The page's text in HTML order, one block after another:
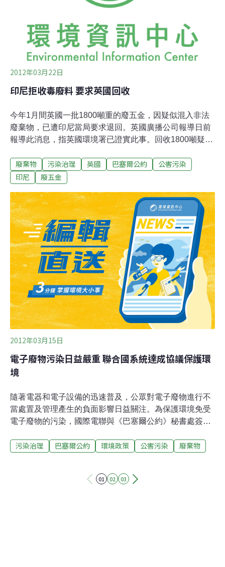
技標準便於網路和科技上的連結，也努力改進資訊和通訊
界只有13%的電子廢棄物有
2012年03月22日
印尼拒收毒廢料 要求英國回收
今年1月間英國一批1800噸重的廢五金，因疑似混入非法
廢棄物，已遭印尼當局要求退回。英國廣播公司報導日前
報導此消息，指英國環境署已證實此事。回收1800噸疑遭
自英國以廢五金名義報關的89口貨櫃，疑似混入有毒廢液
與其他非法的廢棄物；英國環境署對此表示，已開啟調查
不該將有毒廢物進口至印尼。據英國政府統計，2011年共
有51個貨櫃的出口廢棄物遭到退回，而2010年英國政府共
接獲31起要求退回之案件，廢棄物總計達407噸。英國環
境署專案調查負責人Andy Higham表示，非法輸出有毒廢
棄物不僅危害輸入國環境與國民健康，也會連累國內國內
其他守法回收業者的信譽。目前英國境內對回收物品出口
已訂定相關法規，未來將嚴格取締非法出口廢棄物的業
者。
廢棄物 污染治理 英國 巴塞爾公約
公害污染
印尼
廢五金
2012年03月15日
電子廢物污染日益嚴重 聯合國系統達成協議保護環
境
隨著電器和電子設備的迅速普及，公眾對電子廢物進行不
當處置及管理產生的負面影響日益關注。為保護環境免受
電子廢物的污染，國際電聯與《巴塞爾公約》秘書處簽署
隨著行動通訊的快速發展，電子廢物將大幅增加，尤其是
況下進行處理。國際電聯指出，此次與《控制危險廢物越
污染治理 巴塞爾公約 環境政策 公害污染 廢棄物
01 02 03